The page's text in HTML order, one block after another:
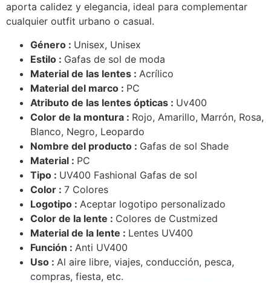
aporta calidez y elegancia, ideal para complementar
cualquier outfit urbano o casual.
Género : Unisex, Unisex
Estilo : Gafas de sol de moda
Material de las lentes : Acrílico
Material del marco : PC
Atributo de las lentes ópticas : Uv400
Color de la montura : Rojo, Amarillo, Marrón, Rosa,
Blanco, Negro, Leopardo
Nombre del producto : Gafas de sol Shade
Material : PC
Tipo : UV400 Fashional Gafas de sol
Color : 7 Colores
Logotipo : Aceptar logotipo personalizado
Color de la lente : Colores de Custmized
Material de la lente : Lentes UV400
Función : Anti UV400
Uso : Al aire libre, viajes, conducción, pesca,
compras, fiesta, etc.